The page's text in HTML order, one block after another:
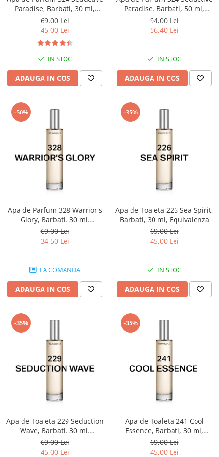
Paradise, Barbati, 30 ml,
Equivalenza
69,00 Lei
45,00 Lei
IN STOC
ADAUGA IN COS
Paradise, Barbati, 50 ml,
Equivalenza
94,00 Lei
56,40 Lei
IN STOC
ADAUGA IN COS
-50%
Apa de Parfum 328 Warrior's
Glory, Barbati, 30 ml,
Equivalenza
69,00 Lei
34,50 Lei
LA COMANDA
ADAUGA IN COS
-35%
Apa de Toaleta 226 Sea Spirit,
Barbati, 30 ml, Equivalenza
69,00 Lei
45,00 Lei
IN STOC
ADAUGA IN COS
-35%
Apa de Toaleta 229 Seduction
Wave, Barbati, 30 ml,
Equivalenza
69,00 Lei
45,00 Lei
-35%
Apa de Toaleta 241 Cool
Essence, Barbati, 30 ml,
Equivalenza
69,00 Lei
45,00 Lei